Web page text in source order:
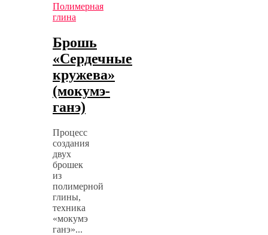
Полимерная
глина
Брошь
«Сердечные
кружева»
(мокумэ-
ганэ)
Процесс
создания
двух
брошек
из
полимерной
глины,
техника
«мокумэ
ганэ»...